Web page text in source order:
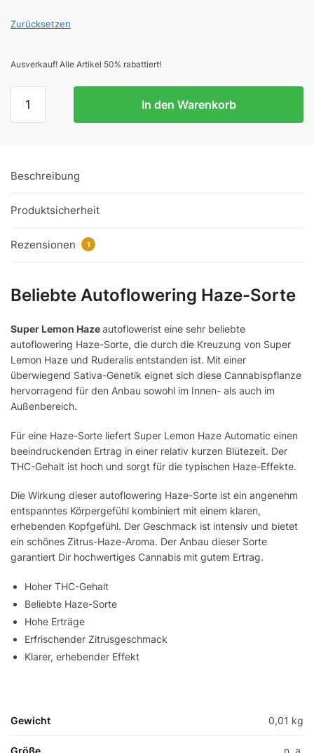
Zurücksetzen
Ausverkauf! Alle Artikel 50% rabattiert!
Lemon
In den Warenkorb
Beschreibung
Produktsicherheit
Rezensionen 1
Beliebte Autoflowering Haze-Sorte
Super Lemon Hazeautoflowerist eine sehr beliebte
autoflowering Haze-Sorte, die durch die Kreuzung von Super
Lemon Haze und Ruderalis entstanden ist. Mit einer
überwiegend Sativa-Genetik eignet sich diese Cannabispflanze
hervorragend für den Anbau sowohl im Innen- als auch im
Außenbereich.
Für eine Haze-Sorte liefert Super Lemon Haze Automatic einen
beeindruckenden Ertrag in einer relativ kurzen Blütezeit. Der
THC-Gehalt ist hoch und sorgt für die typischen Haze-Effekte.
Die Wirkung dieser autoflowering Haze-Sorte ist ein angenehm
entspanntes Körpergefühl kombiniert mit einem klaren,
erhebenden Kopfgefühl. Der Geschmack ist intensiv und bietet
ein schönes Zitrus-Haze-Aroma. Der Anbau dieser Sorte
garantiert Dir hochwertiges Cannabis mit gutem Ertrag.
Hoher THC-Gehalt
Beliebte Haze-Sorte
Hohe Erträge
Erfrischender Zitrusgeschmack
Klarer, erhebender Effekt
Gewicht 0,01 kg